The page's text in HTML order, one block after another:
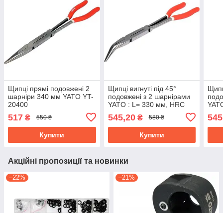
Щипці прямі подовжені 2
шарніри 340 мм YATO YT-
20400
517 ₴ 550 ₴
Купити
Щипці вигнуті під 45°
подовжені з 2 шарнірами
YATO : L= 330 мм, HRC
545,20₴ 580 ₴
Купити
Акційні пропозиції та новинки
–22% –21%